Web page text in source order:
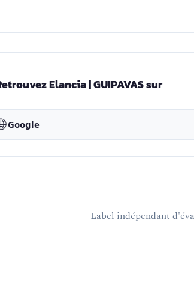
Elancia | GUIPAVAS sur
Google
Label indépendant